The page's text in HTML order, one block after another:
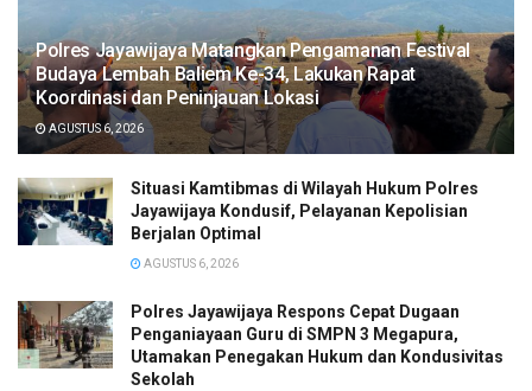
Polres Jayawijaya Matangkan Pengamanan Festival
Budaya Lembah Baliem Ke-34, Lakukan Rapat
Koordinasi dan Peninjauan Lokasi
AGUSTUS 6, 2026
Situasi Kamtibmas di Wilayah Hukum Polres
Jayawijaya Kondusif, Pelayanan Kepolisian
Berjalan Optimal
AGUSTUS 6, 2026
Polres Jayawijaya Respons Cepat Dugaan
Penganiayaan Guru di SMPN 3 Megapura,
Utamakan Penegakan Hukum dan Kondusivitas
Sekolah